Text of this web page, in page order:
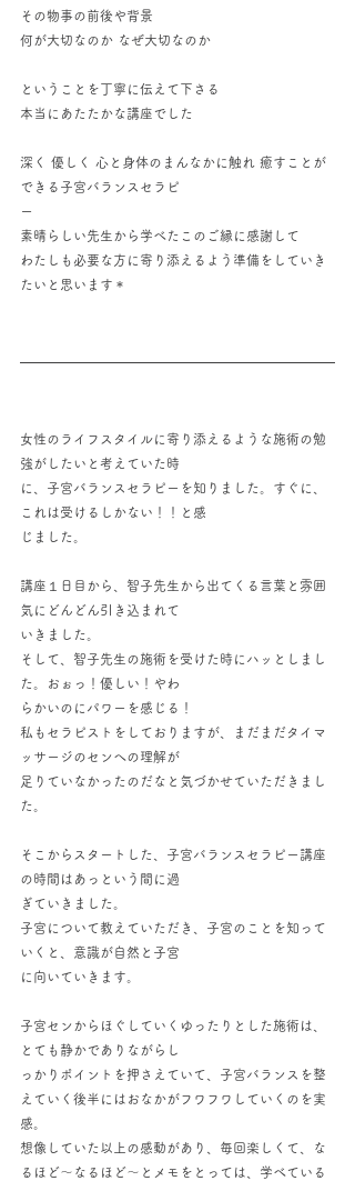
その物事の前後や背景
何が大切なのか なぜ大切なのか
ということを丁寧に伝えて下さる
本当にあたたかな講座でした
深く 優しく 心と身体のまんなかに触れ 癒すことが
できる子宮バランスセラピ
ー
素晴らしい先生から学べたこのご縁に感謝して
わたしも必要な方に寄り添えるよう準備をしていき
たいと思います＊
女性のライフスタイルに寄り添えるような施術の勉
強がしたいと考えていた時
に、子宮バランスセラピーを知りました。すぐに、
これは受けるしかない！！と感
じました。
講座１日目から、智子先生から出てくる言葉と雰囲
気にどんどん引き込まれて
いきました。
そして、智子先生の施術を受けた時にハッとしまし
た。おぉっ！優しい！やわ
らかいのにパワーを感じる！
私もセラピストをしておりますが、まだまだタイマ
ッサージのセンへの理解が
足りていなかったのだなと気づかせていただきまし
た。
そこからスタートした、子宮バランスセラピー講座
の時間はあっという間に過
ぎていきました。
子宮について教えていただき、子宮のことを知って
いくと、意識が自然と子宮
に向いていきます。
子宮センからほぐしていくゆったりとした施術は、
とても静かでありながらし
っかりポイントを押さえていて、子宮バランスを整
えていく後半にはおなかがフワフワしていくのを実
感。
想像していた以上の感動があり、毎回楽しくて、な
るほど～なるほど～とメモをとっては、学べている